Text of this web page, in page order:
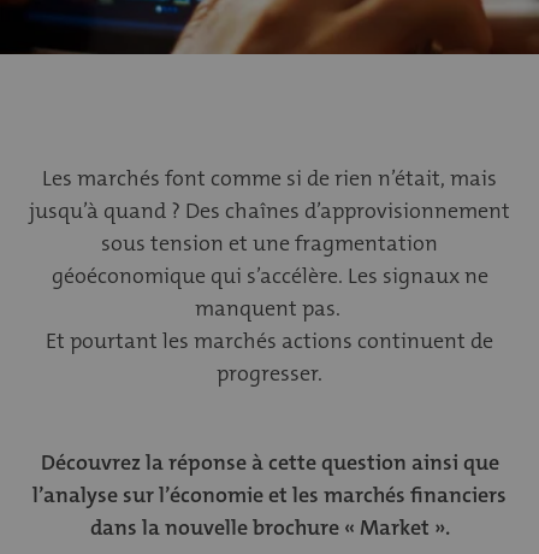
Les marchés font comme si de rien n’était, mais
jusqu’à quand ? Des chaînes d’approvisionnement
sous tension et une fragmentation
géoéconomique qui s’accélère. Les signaux ne
manquent pas.
Et pourtant les marchés actions continuent de
progresser.
Découvrez la réponse à cette question ainsi que
l’analyse sur l’économie et les marchés financiers
dans la nouvelle brochure « Market ».